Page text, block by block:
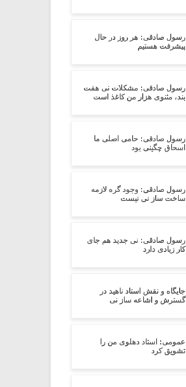
رسول صادقی: هر روز در حال
پیشرفت هستیم
رسول صادقی: مشکلات نی هفت
بند، مثنوی هزار من کاغذ است
رسول صادقی: حامی اصلی ما
اسحاق چگینی بود
رسول صادقی: وجود گره لازمه
ساخت ساز نی نیست
رسول صادقی: نی جدید هم جای
کار زیادی دارد
جایگاه و نقش استاد ناهید در
گسترش و اشاعه ساز نی
عمومی: استاد دهلوی من را
تشویق کرد